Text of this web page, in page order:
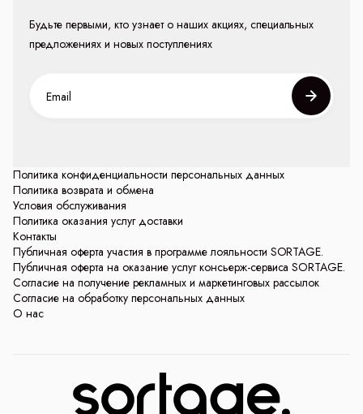
Политика конфиденциальности персональных данных
Политика возврата и обмена
Условия обслуживания
Политика оказания услуг доставки
Контакты
Публичная оферта участия в программе лояльности SORTAGE.
Публичная оферта на оказание услуг консьерж-сервиса SORTAGE.
Согласие на получение рекламных и маркетинговых рассылок
Согласие на обработку персональных данных
О нас
Будьте первыми, кто узнает о наших акциях, специальных
предложениях и новых поступлениях